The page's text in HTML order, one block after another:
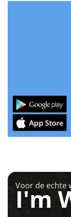
Voor de echte
I'm